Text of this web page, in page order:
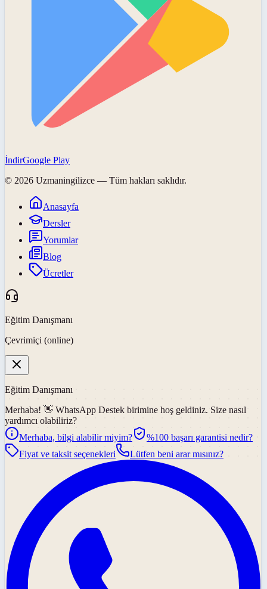
İndirGoogle Play
© 2026 Uzmaningilizce — Tüm hakları saklıdır.
Anasayfa
Dersler
Yorumlar
Blog
Ücretler
Eğitim Danışmanı
Çevrimiçi (online)
Eğitim Danışmanı
Merhaba! 👋 WhatsApp Destek birimine hoş geldiniz. Size nasıl
yardımcı olabiliriz?
Merhaba, bilgi alabilir miyim?
%100 başarı garantisi nedir?
Fiyat ve taksit seçenekleri
Lütfen beni arar mısınız?